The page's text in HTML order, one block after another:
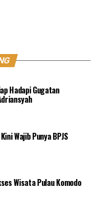
Hadapi Gugatan
Wajib Punya BPJS
Wisata Pulau Komodo